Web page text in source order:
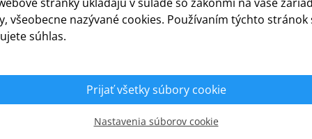
všeobecne nazývané cookies. Používaním týchto stránok
súhlas.
Prijať všetky súbory cookie
Nastavenia súborov cookie